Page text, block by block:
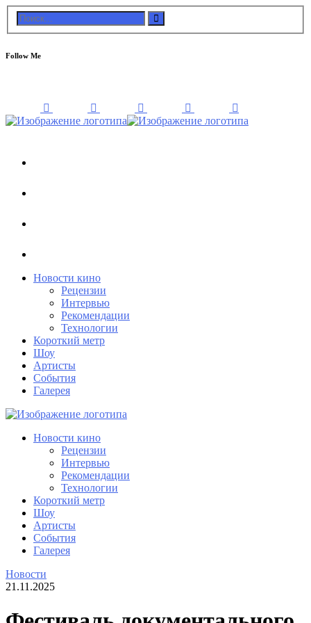
Follow Me
Новости кино
Рецензии
Интервью
Рекомендации
Технологии
Короткий метр
Шоу
Артисты
События
Галерея
Новости кино
Рецензии
Интервью
Рекомендации
Технологии
Короткий метр
Шоу
Артисты
События
Галерея
Новости
21.11.2025